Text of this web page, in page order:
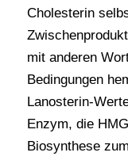
Cholesterin
mit anderen
Bedingungen
Lanosterin-
Enzym, die
Biosynthese